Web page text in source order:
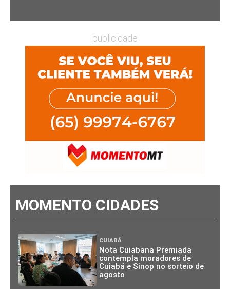
publicidade
MOMENTO CIDADES
CUIABÁ
Nota Cuiabana Premiada
contempla moradores de
Cuiabá e Sinop no sorteio de
agosto